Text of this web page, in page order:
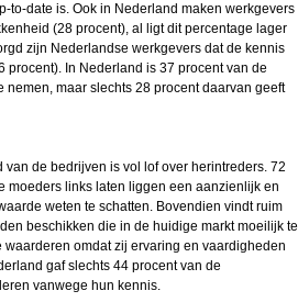
to-date is. Ook in Nederland maken werkgevers
(28 procent), al ligt dit percentage lager
zijn Nederlandse werkgevers dat de kennis
In Nederland is 37 procent van de
maar slechts 28 procent daarvan geeft
de bedrijven is vol lof over herintreders. 72
moeders links laten liggen een aanzienlijk en
weten te schatten. Bovendien vindt ruim
beschikken die in de huidige markt moeilijk te
omdat zij ervaring en vaardigheden
gaf slechts 44 procent van de
vanwege hun kennis.